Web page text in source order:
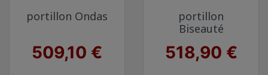
portillon Ondas
Prix
509,10 €
portillon
Biseauté
Prix
518,90 €